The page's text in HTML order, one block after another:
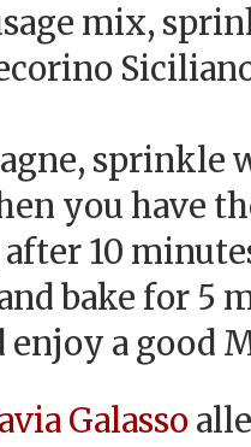
mix,
sprinkle
you have
10
bake for 5
enjoy a good
Galasso